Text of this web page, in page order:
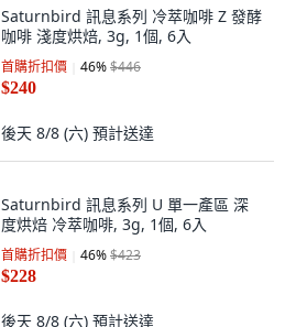
Saturnbird 訊息系列 冷萃咖啡 Z 發酵
咖啡 淺度烘焙, 3g, 1個, 6入
首購折扣價 46%$446
$240
後天 8/8 (六) 預計送達
Saturnbird 訊息系列 U 單一產區 深
度烘焙 冷萃咖啡, 3g, 1個, 6入
首購折扣價 46%$423
$228
後天 8/8 (六) 預計送達